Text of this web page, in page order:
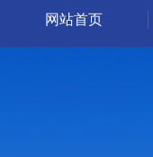
网站首页